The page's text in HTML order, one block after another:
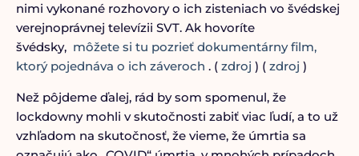
nimi vykonané rozhovory o ich zisteniach vo švédskej
verejnoprávnej televízii SVT. Ak hovoríte
švédsky, môžete si tu pozrieť dokumentárny film,
ktorý pojednáva o ich záveroch . ( zdroj ) ( zdroj )
Než pôjdeme ďalej, rád by som spomenul, že
lockdowny mohli v skutočnosti zabiť viac ľudí, a to už
vzhľadom na skutočnosť, že vieme, že úmrtia sa